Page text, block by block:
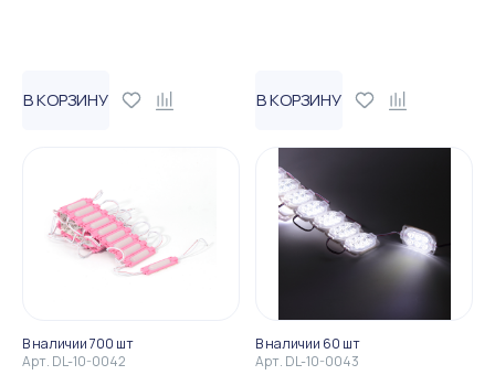
В КОРЗИНУ В КОРЗИНУ
В наличии 700 шт
Арт. DL-10-0042
В наличии 60 шт
Арт. DL-10-0043